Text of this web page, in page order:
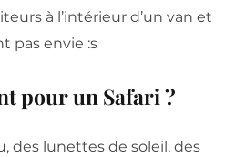
à l’intérieur d’un van et
pas envie :s
pour un Safari ?
des lunettes de soleil, des